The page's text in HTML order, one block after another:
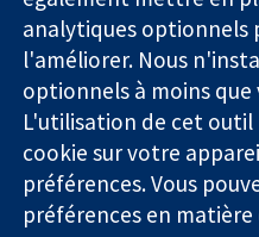
éclairées.
Une meilleure
santé.
analytiques optionnels
l'améliorer. Nous
optionnels à moins que
L'utilisation de cet
cookie sur votre
préférences. Vous
préférences en